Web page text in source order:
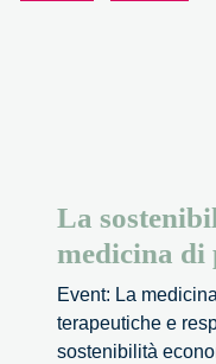
La
medicina di
Event: La
terapeutiche e
sostenibilità